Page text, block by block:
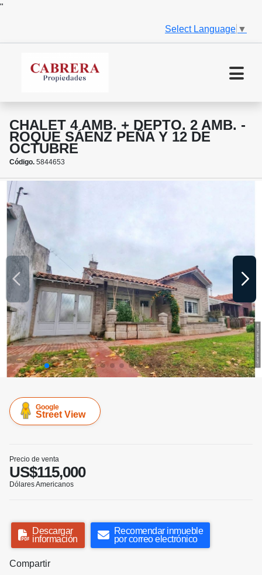
"
Select Language ▼
CHALET 4 AMB. + DEPTO. 2 AMB. -
ROQUE SÁENZ PEÑA Y 12 DE
OCTUBRE
Código. 5844653
Google
Street View
Precio de venta
US$115,000
Dólares Americanos
Descargar
información
Recomendar inmueble
por correo electrónico
Compartir